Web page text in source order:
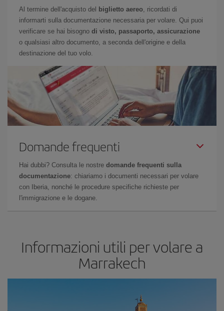
Al termine dell'acquisto del biglietto aereo, ricordati di
informarti sulla documentazione necessaria per volare. Qui puoi
verificare se hai bisogno di visto, passaporto, assicurazione
o qualsiasi altro documento, a seconda dell'origine e della
destinazione del tuo volo.
Domande frequenti
Hai dubbi? Consulta le nostre domande frequenti sulla
documentazione: chiariamo i documenti necessari per volare
con Iberia, nonché le procedure specifiche richieste per
l'immigrazione e le dogane.
Informazioni utili per volare a
Marrakech